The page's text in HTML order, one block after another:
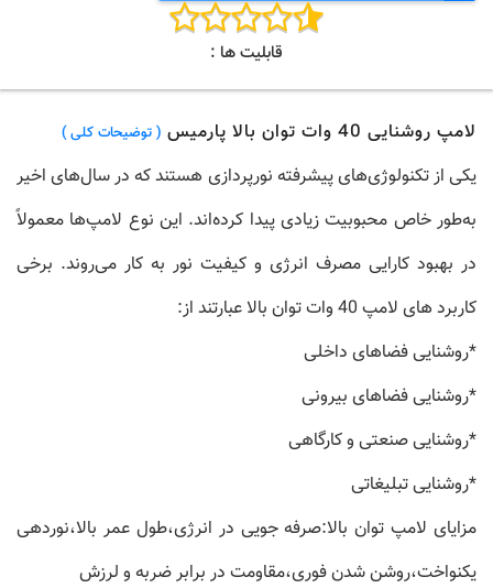
قابلیت ها :
لامپ روشنایی 40 وات توان بالا پارمیس ( توضیحات کلی )
یکی از تکنولوژی‌های پیشرفته نورپردازی هستند که در سال‌های اخیر
به‌طور خاص محبوبیت زیادی پیدا کرده‌اند. این نوع لامپ‌ها معمولاً
در بهبود کارایی مصرف انرژی و کیفیت نور به کار می‌روند. برخی
کاربرد های لامپ 40 وات توان بالا عبارتند از:
*روشنایی فضاهای داخلی
*روشنایی فضاهای بیرونی
*روشنایی صنعتی و کارگاهی
*روشنایی تبلیغاتی
مزایای لامپ توان بالا:صرفه جویی در انرژی،طول عمر بالا،نوردهی
یکنواخت،روشن شدن فوری،مقاومت در برابر ضربه و لرزش